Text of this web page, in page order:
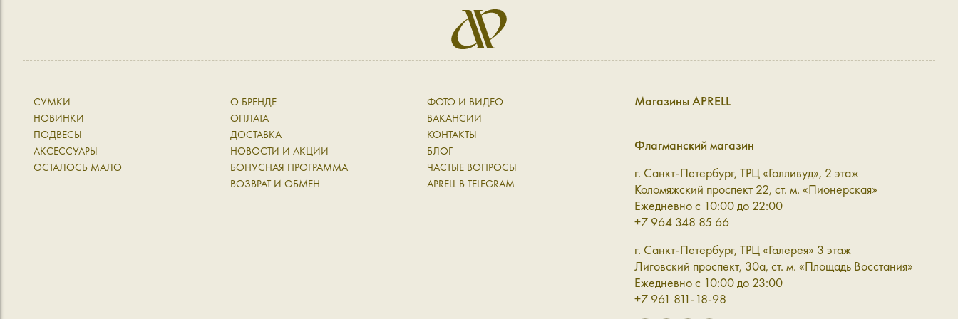
СУМКИ
НОВИНКИ
ПОДВЕСЫ
АКСЕССУАРЫ
ОСТАЛОСЬ МАЛО
О БРЕНДЕ
ОПЛАТА
ДОСТАВКА
НОВОСТИ И АКЦИИ
БОНУСНАЯ ПРОГРАММА
ВОЗВРАТ И ОБМЕН
ФОТО И ВИДЕО
ВАКАНСИИ
КОНТАКТЫ
БЛОГ
ЧАСТЫЕ ВОПРОСЫ
APRELL В TELEGRAM
Магазины APRELL
Флагманский магазин
г. Санкт-Петербург, ТРЦ «Голливуд», 2 этаж
Коломяжский проспект 22, ст. м. «Пионерская»
Ежедневно с 10:00 до 22:00
+7 964 348 85 66
г. Санкт-Петербург, ТРЦ «Галерея» 3 этаж
Лиговский проспект, 30а, ст. м. «Площадь Восстания»
Ежедневно с 10:00 до 23:00
+7 961 811-18-98